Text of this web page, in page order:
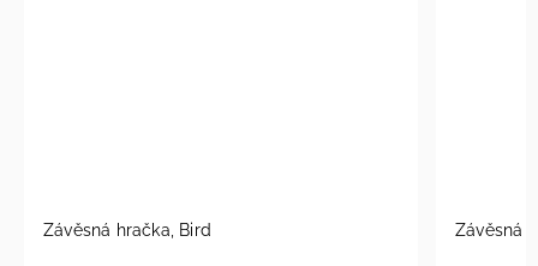
Závěsná hračka, Bird Závěsná